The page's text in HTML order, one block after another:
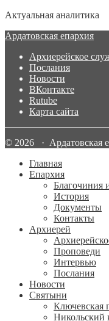
Актуальная аналитика
Ардатовская епархия
Архиерейское
Послания
Новости
ВКонтакте
Rutube
Карта сайта
© 2026 · Ардатовская
Главная
Епархия
Благочиния
История
Документы
Контакты
Архиерей
Проповеди
Интервью
Послания
Новости
Святыни
Ключевская
Никольский